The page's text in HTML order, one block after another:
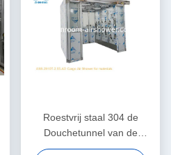
Roestvrij staal 304 de
Douchetunnel van de
Ladingslucht met 4 Blad